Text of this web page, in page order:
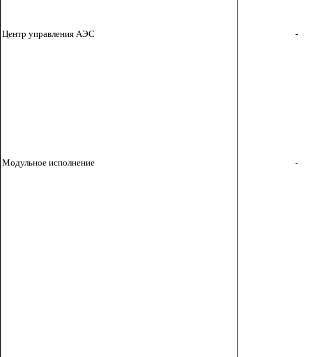
Центр управления АЭС -
Модульное исполнение -